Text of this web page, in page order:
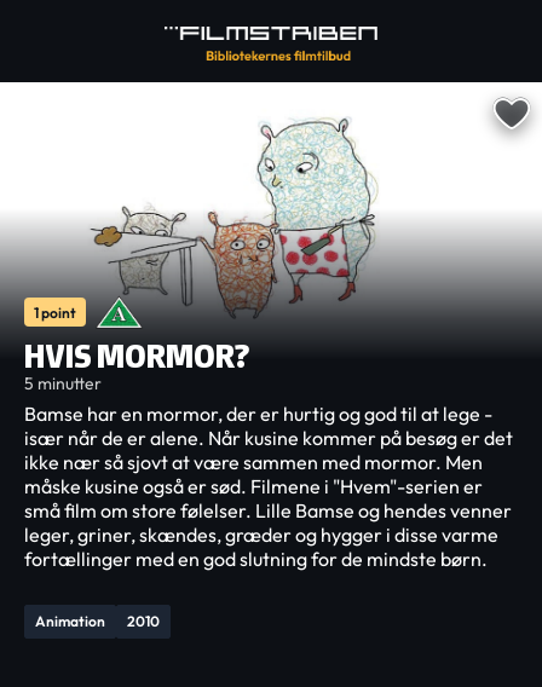
1 point
HVIS MORMOR?
5 minutter
Animation 2010
Bamse har en mormor, der er hurtig og god til at lege -
især når de er alene. Når kusine kommer på besøg er det
ikke nær så sjovt at være sammen med mormor. Men
måske kusine også er sød. Filmene i "Hvem"-serien er
små film om store følelser. Lille Bamse og hendes venner
leger, griner, skændes, græder og hygger i disse varme
fortællinger med en god slutning for de mindste børn.